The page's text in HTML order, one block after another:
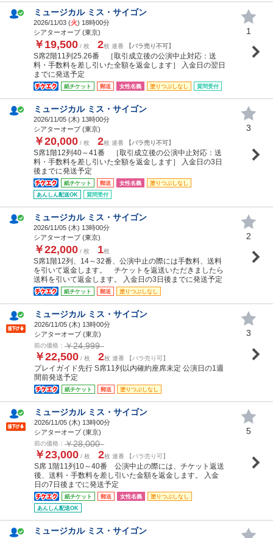
ミュージカル ミス・サイゴン
2026/11/03 (火) 18時00分
シアターオーブ (東京)
￥19,500 / 枚 2枚 連番 【バラ売り不可】
S席2階11列25.26番 ［取引成立後の公演中止対応：送
料・手数料を差し引いた全額を返金します］ 入金日の翌日
までに発送予定
紙チケット 郵送 女性名義 塗りつぶしなし 質問受付
1
ミュージカル ミス・サイゴン
2026/11/05 (木) 13時00分
シアターオーブ (東京)
￥20,000 / 枚 2枚 連番 【バラ売り不可】
S席1階12列40～41番 ［取引成立後の公演中止対応：送
料・手数料を差し引いた全額を返金します］ 入金日の3日
後までに発送予定
紙チケット 郵送 女性名義
塗りつぶしなし
あんしん配送OK
質問受付
3
ミュージカル ミス・サイゴン
2026/11/05 (木) 13時00分
シアターオーブ (東京)
￥22,000 / 枚 1枚
S席1階12列、14～32番、公演中止の際には手数料、送料
を引いて返金します。 チケットを返送いただきましたら
送料を引いて返金します。 入金日の3日後までに発送予定
紙チケット 郵送 塗りつぶしなし
2
ミュージカル ミス・サイゴン
2026/11/05 (木) 13時00分
シアターオーブ (東京)
前の価格： ￥24,999
￥22,500 / 枚 2枚 連番 【バラ売り可】
プレイガイド先行 S席11列以内確約座席未定 公演日の1週
間前発送予定
紙チケット 郵送 塗りつぶしなし
3
ミュージカル ミス・サイゴン
2026/11/05 (木) 13時00分
シアターオーブ (東京)
前の価格： ￥28,000
￥23,000 / 枚 2枚 連番 【バラ売り可】
S席 1階11列10～40番 公演中止の際には、チケット返送
後、送料・手数料を差し引いた金額を返金します。 入金
日の7日後までに発送予定
紙チケット 郵送 女性名義
塗りつぶしなし
あんしん配送OK
5
ミュージカル ミス・サイゴン